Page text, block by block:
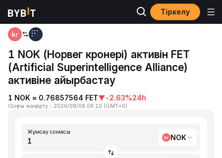
Тіркелу
Басты бет
1 NOK (Норвег кронері) активін FET
(Artificial Superintelligence Alliance)
активіне айырбастау
1 NOK ≈ 0.76857564 FET▼-2.63%24h
Соңғы жаңарту ： 2026/08/08 08:10 (GMT+0)
Жұмсау сомасы
NOK